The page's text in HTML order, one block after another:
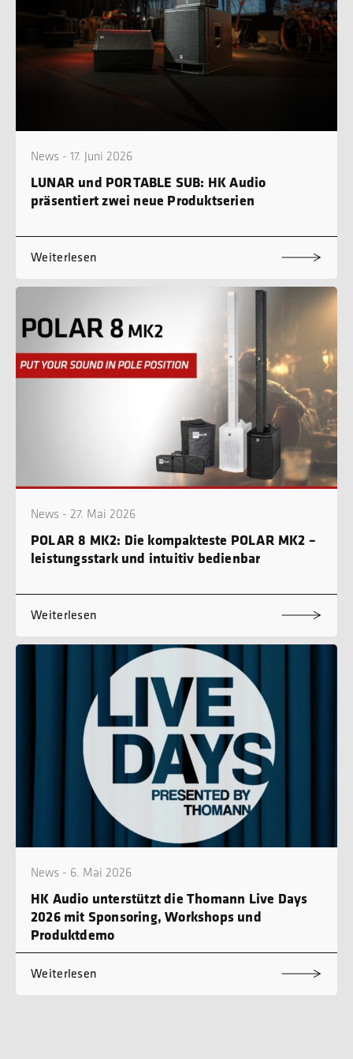
News - 17. Juni 2026
LUNAR und PORTABLE SUB: HK Audio
präsentiert zwei neue Produktserien
Weiterlesen
News - 27. Mai 2026
POLAR 8 MK2: Die kompakteste POLAR MK2 –
leistungsstark und intuitiv bedienbar
Weiterlesen
News - 6. Mai 2026
HK Audio unterstützt die Thomann Live Days
2026 mit Sponsoring, Workshops und
Produktdemo
Weiterlesen